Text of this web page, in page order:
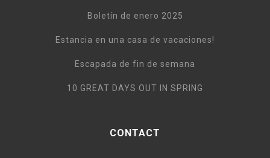
Boletín de enero 2025
Estancia en una casa de vacaciones!
Escapada de fin de semana
10 GREAT DAYS OUT IN SPRING
CONTACT